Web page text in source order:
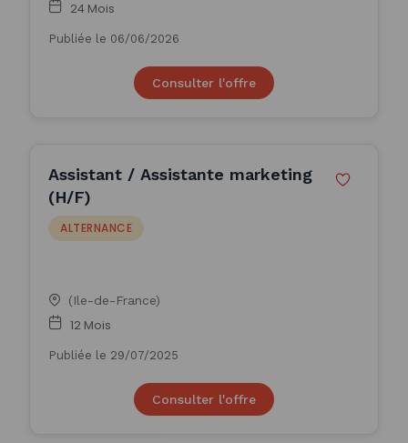
24 Mois
Publiée le 06/06/2026
Consulter l'offre
Assistant / Assistante marketing
(H/F)
ALTERNANCE
(Ile-de-France)
12 Mois
Publiée le 29/07/2025
Consulter l'offre